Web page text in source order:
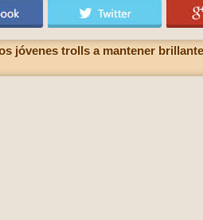
jóvenes trolls a mantener